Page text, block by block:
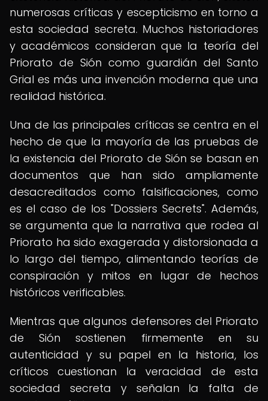
numerosas críticas y escepticismo en torno a
esta sociedad secreta. Muchos historiadores
y académicos consideran que la teoría del
Priorato de Sión como guardián del Santo
Grial es más una invención moderna que una
realidad histórica.
Una de las principales críticas se centra en el
hecho de que la mayoría de las pruebas de
la existencia del Priorato de Sión se basan en
documentos que han sido ampliamente
desacreditados como falsificaciones, como
es el caso de los "Dossiers Secrets". Además,
se argumenta que la narrativa que rodea al
Priorato ha sido exagerada y distorsionada a
lo largo del tiempo, alimentando teorías de
conspiración y mitos en lugar de hechos
históricos verificables.
Mientras que algunos defensores del Priorato
de Sión sostienen firmemente en su
autenticidad y su papel en la historia, los
críticos cuestionan la veracidad de esta
sociedad secreta y señalan la falta de